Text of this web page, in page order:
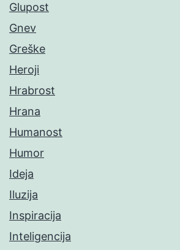
Glupost
Gnev
Greške
Heroji
Hrabrost
Hrana
Humanost
Humor
Ideja
Iluzija
Inspiracija
Inteligencija